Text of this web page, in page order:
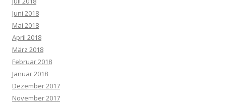
Juni 2018
Mai 2018
April 2018
März 2018
Februar 2018
Januar 2018
Dezember 2017
November 2017